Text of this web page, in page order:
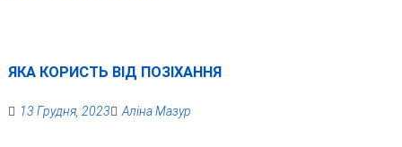
ЯКА КОРИСТЬ ВІД ПОЗІХАННЯ
13 Грудня, 2023 Аліна Мазур